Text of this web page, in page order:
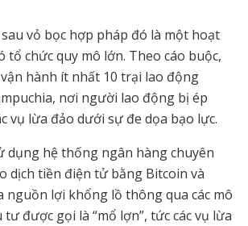
vỏ bọc hợp pháp đó là một hoạt
tổ chức quy mô lớn. Theo cáo buộc,
vận hành ít nhất 10 trại lao động
nơi người lao động bị ép
vụ lừa đảo dưới sự đe dọa bạo lực.
dụng hệ thống ngân hàng chuyên
dịch tiền điện tử bằng Bitcoin và
nguồn lợi khổng lồ thông qua các mô
được gọi là “mổ lợn”, tức các vụ lừa